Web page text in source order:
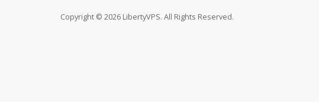
Copyright © 2026 LibertyVPS. All Rights Reserved.